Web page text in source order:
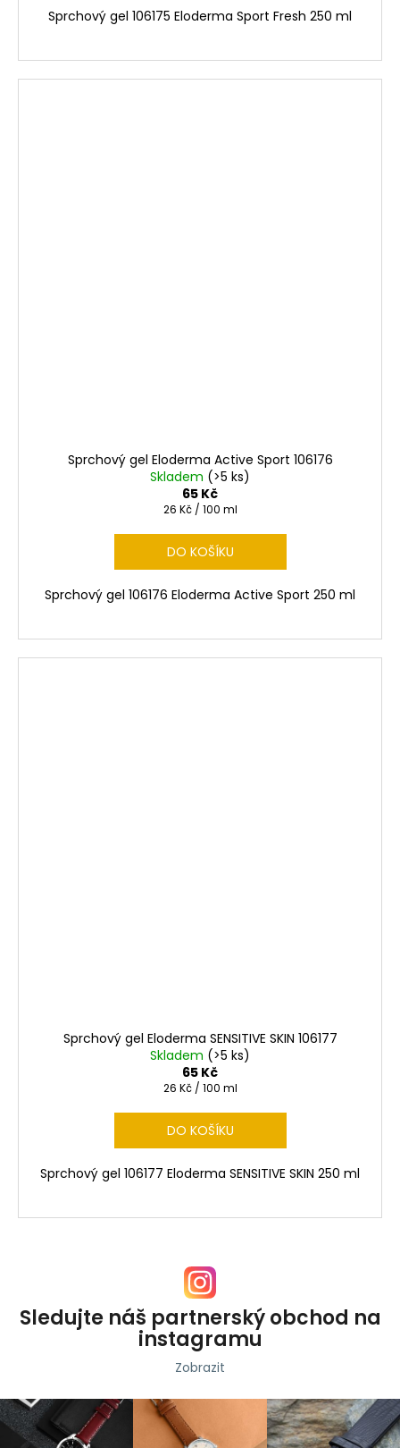
Sprchový gel 106175 Eloderma Sport Fresh 250 ml
Sprchový gel Eloderma Active Sport 106176
Skladem (>5 ks)
65 Kč
Měrná
26 Kč / 100 ml
DO KOŠÍKU
Sprchový gel 106176 Eloderma Active Sport 250 ml
Sprchový gel Eloderma SENSITIVE SKIN 106177
Skladem (>5 ks)
65 Kč
Měrná
26 Kč / 100 ml
DO KOŠÍKU
Sprchový gel 106177 Eloderma SENSITIVE SKIN 250 ml
Sledujte náš partnerský obchod na
instagramu
Zobrazit